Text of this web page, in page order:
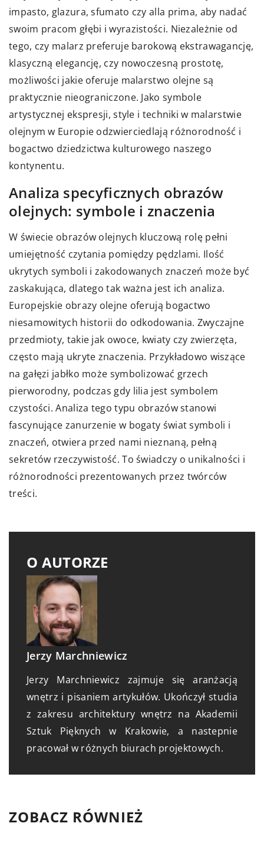
impasto, glazura, sfumato czy alla prima, aby nadać
swoim pracom głębi i wyrazistości. Niezależnie od
tego, czy malarz preferuje barokową ekstrawagancję,
klasyczną elegancję, czy nowoczesną prostotę,
możliwości jakie oferuje malarstwo olejne są
praktycznie nieograniczone. Jako symbole
artystycznej ekspresji, style i techniki w malarstwie
olejnym w Europie odzwierciedlają różnorodność i
bogactwo dziedzictwa kulturowego naszego
kontynentu.
Analiza specyficznych obrazów
olejnych: symbole i znaczenia
W świecie obrazów olejnych kluczową rolę pełni
umiejętność czytania pomiędzy pędzlami. Ilość
ukrytych symboli i zakodowanych znaczeń może być
zaskakująca, dlatego tak ważna jest ich analiza.
Europejskie obrazy olejne oferują bogactwo
niesamowitych historii do odkodowania. Zwyczajne
przedmioty, takie jak owoce, kwiaty czy zwierzęta,
często mają ukryte znaczenia. Przykładowo wiszące
na gałęzi jabłko może symbolizować grzech
pierworodny, podczas gdy lilia jest symbolem
czystości. Analiza tego typu obrazów stanowi
fascynujące zanurzenie w bogaty świat symboli i
znaczeń, otwiera przed nami nieznaną, pełną
sekretów rzeczywistość. To świadczy o unikalności i
różnorodności prezentowanych przez twórców
treści.
O AUTORZE
Jerzy Marchniewicz
Jerzy Marchniewicz zajmuje się aranżacją
wnętrz i pisaniem artykułów. Ukończył studia
z zakresu architektury wnętrz na Akademii
Sztuk Pięknych w Krakowie, a nastepnie
pracował w różnych biurach projektowych.
ZOBACZ RÓWNIEŻ